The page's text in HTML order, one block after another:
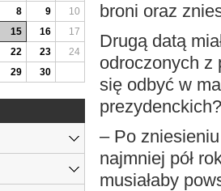
broni oraz
Drugą datą
odroczonych z
się odbyć w
– Po
najmniej pół
musiałaby
8 9
10
15 16
17
22 23
24
29 30